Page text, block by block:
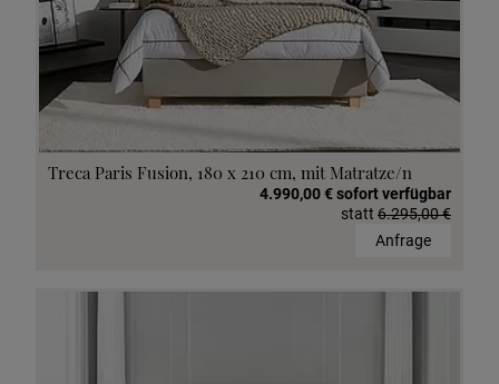
Treca Paris Fusion, 180 x 210 cm, mit Matratze/n
4.990,00 € sofort verfügbar
statt 6.295,00 €
Anfrage